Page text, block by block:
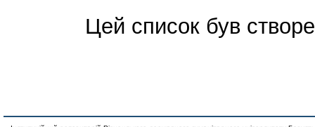
Цей список був